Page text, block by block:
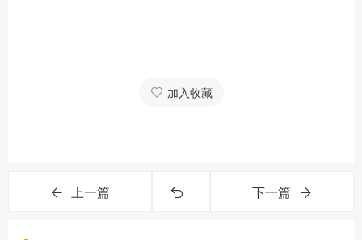
加入收藏
上一篇 下一篇